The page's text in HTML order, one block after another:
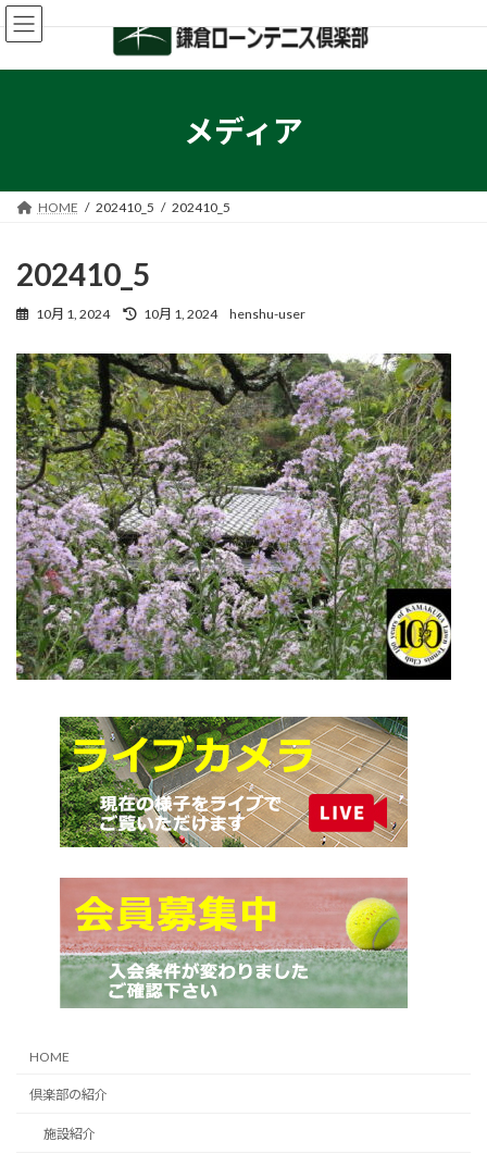
コ
ン
ン
ナ
ビ
ー
メディア
HOME 202410_5 202410_5
202410_5
10月 1, 2024
最
更
新
日
時
:
10月 1, 2024 henshu-user
HOME
倶楽部の紹介
施設紹介